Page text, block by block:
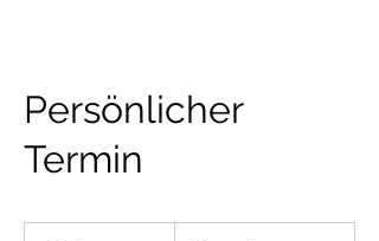
Persönlicher
Termin